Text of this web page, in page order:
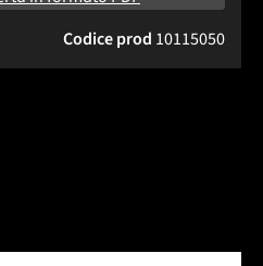
Codice prod 10115050